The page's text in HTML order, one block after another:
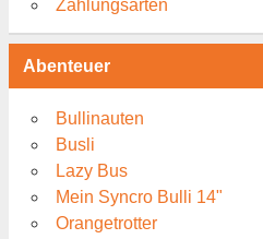
Zahlungsarten
Abenteuer
Bullinauten
Busli
Lazy Bus
Mein Syncro Bulli 14"
Orangetrotter